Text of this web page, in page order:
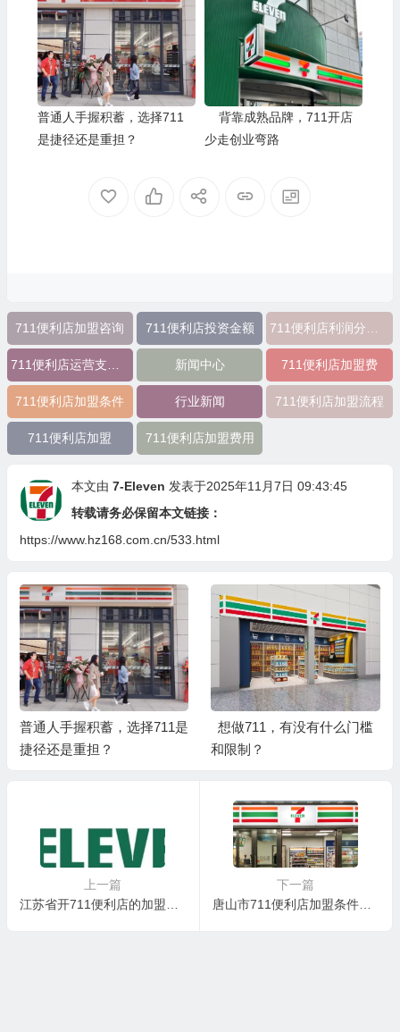
普通人手握积蓄，选择711
是捷径还是重担？
背靠成熟品牌，711开店
少走创业弯路
711便利店加盟咨询 711便利店投资金额
新闻中心 711便利店加盟费
711便利店加盟条件 行业新闻 711便利店加盟流程
711便利店加盟 711便利店加盟费用
本文由 7-Eleven 发表于2025年11月7日 09:43:45
转载请务必保留本文链接：
https://www.hz168.com.cn/533.html
普通人手握积蓄，选择711是
捷径还是重担？
想做711，有没有什么门槛
和限制？
上一篇
下一篇
唐山市711便利店加盟条件及费用，河北省可以加盟711便利店吗？